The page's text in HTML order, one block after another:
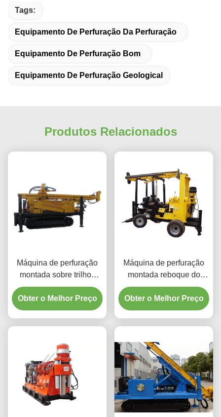
Tags:
Equipamento De Perfuração Da Perfuração
Equipamento De Perfuração Bom
Equipamento De Perfuração Geological
Produtos Relacionados
Máquina de perfuração
montada sobre trilhos
multifuncional do poço de
água
Obter o Melhor Preço
Máquina de perfuração
montada reboque do
poço de água de JXY600
600m
Obter o Melhor Preço